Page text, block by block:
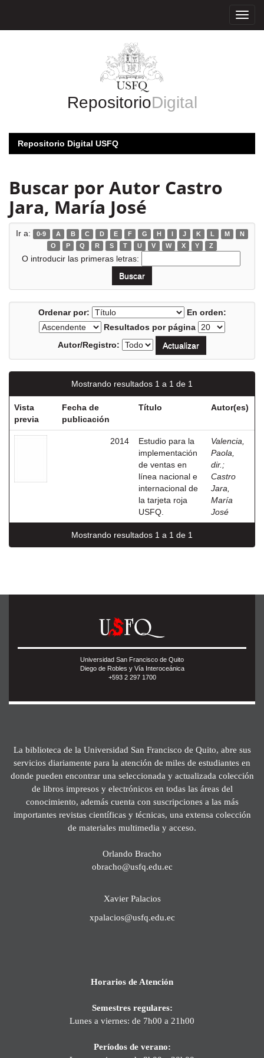
RepositorioDigital
Repositorio Digital USFQ
Buscar por Autor Castro
Jara, María José
Ir a: 0-9 A B C D E F G H I J K L M
N
O
P Q R S T U V W X Y Z
O introducir las primeras letras:
Ordenar por:
En orden:
Resultados por página
Autor/Registro:
Mostrando resultados 1 a 1 de 1
Vista
previa
Fecha de
publicación
Título Autor(es)
2014
Estudio para la
implementación
de ventas en
línea nacional e
internacional de
la tarjeta roja
USFQ.
Valencia,
Paola,
dir. ;
Castro
Jara,
María
José
Mostrando resultados 1 a 1 de 1
Universidad San Francisco de Quito
Diego de Robles y Vía Interoceánica
+593 2 297 1700
La biblioteca de la Universidad San Francisco de Quito, abre sus
servicios diariamente para la atención de miles de estudiantes en
donde pueden encontrar una seleccionada y actualizada colección
de libros impresos y electrónicos en todas las áreas del
conocimiento, además cuenta con suscripciones a las más
importantes revistas científicas y técnicas, una extensa colección
de materiales multimedia y acceso.
Orlando Bracho
obracho@usfq.edu.ec
Xavier Palacios
xpalacios@usfq.edu.ec
Horarios de Atención
Semestres regulares:
Lunes a viernes: de 7h00 a 21h00
Períodos de verano: